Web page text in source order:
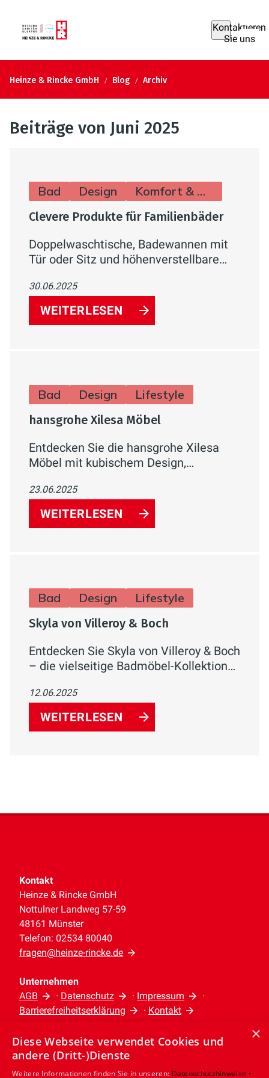
Kontaktieren
Sie uns
Heinze & Rincke GmbH Blog Archiv
Beiträge von Juni 2025
Bad Design Komfort & Hygiene
Clevere Produkte für Familienbäder
Doppelwaschtische, Badewannen mit
Tür oder Sitz und höhenverstellbare
für mehr Komfort, Sicherheit und
Funktionalität für Groß und Klein im
Familienbad.
30.06.2025
WEITERLESEN
Bad Design Lifestyle
hansgrohe Xilesa Möbel
Entdecken Sie die hansgrohe Xilesa
Möbel mit kubischem Design,
Funktionen für Ihr Badezimme
23.06.2025
WEITERLESEN
Bad Design Lifestyle
Skyla von Villeroy & Boch
Entdecken Sie Skyla von Villeroy & Boch
– die vielseitige Badmöbel-Kollektion
Features und nachhaltigen
Technologien. Wählen Sie aus acht
Farben, sechs Größen und zwei
12.06.2025
WEITERLESEN
Kontakt
Heinze & Rincke GmbH
Nottulner Landweg 57-59
48161 Münster
Telefon: 02534 80040
fragen@heinze-rincke.de
Unternehmen
AGB
· Datenschutz · Impressum
·
Barrierefreiheitserklärung
· Kontakt
Leistungen
Privatkunden
Gewerbekunden
×
Diese Webseite verwendet Cookies und
andere (Dritt-)Dienste
Weitere Informationen finden Sie in unseren: Datenschutzhinweise •